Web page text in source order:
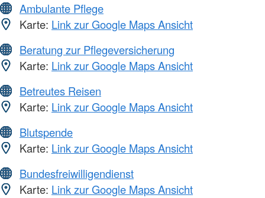
Ambulante Pflege
Karte: Link zur Google Maps Ansicht
Beratung zur Pflegeversicherung
Karte: Link zur Google Maps Ansicht
Betreutes Reisen
Karte: Link zur Google Maps Ansicht
Blutspende
Karte: Link zur Google Maps Ansicht
Bundesfreiwilligendienst
Karte: Link zur Google Maps Ansicht